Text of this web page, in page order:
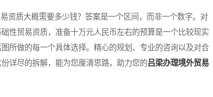
质大概需要多少钱？答案是一个区间，而非一个数字。对
性贸易资质，准备十万元人民币左右的预算是一个比较现实
所做的每一个具体选择。精心的规划、专业的咨询以及对合
详尽的拆解，能为您厘清思路，助力您的吕梁办理境外贸易